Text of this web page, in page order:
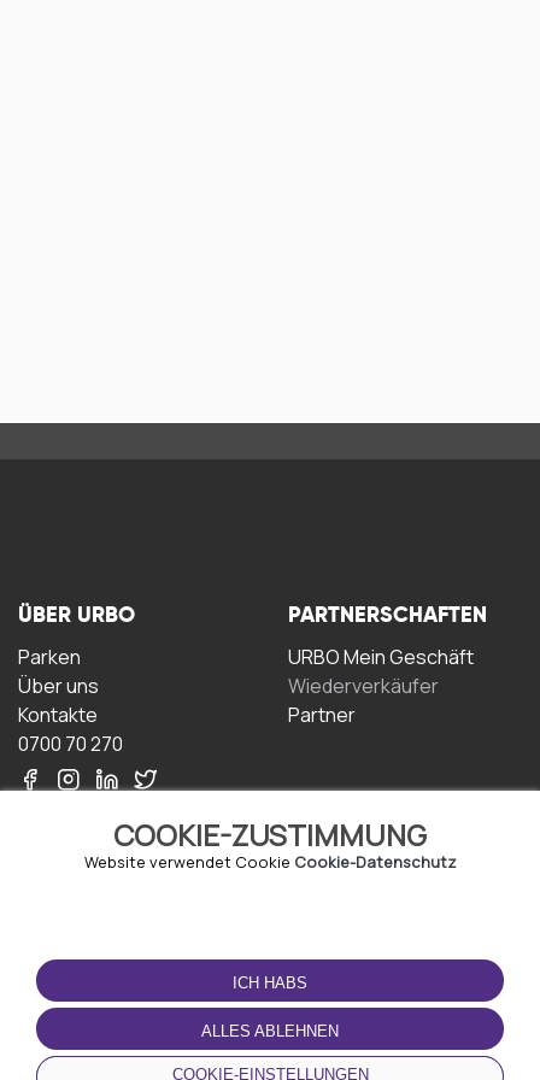
COOKIE-ZUSTIMMUNG
Website verwendet Cookie Cookie-Datenschutz
ICH HABS
ALLES ABLEHNEN
COOKIE-EINSTELLUNGEN
ÜBER URBO
Parken
Über uns
Kontakte
0700 70 270
PARTNERSCHAFTEN
URBO Mein Geschäft
Wiederverkäufer
Partner
NUTZUNGSBEDINGUNGEN
Geschäftsbedingungen
Datenschutz-
Bestimmungen
Cookie-Richtlinie
LADEN SIE DIE APP
HERUNTER